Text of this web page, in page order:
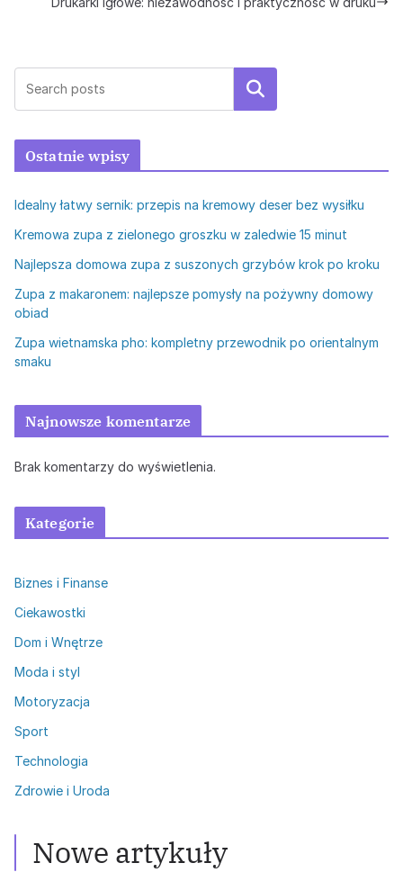
Szukaj
Ostatnie wpisy
Idealny łatwy sernik: przepis na kremowy deser bez wysiłku
Kremowa zupa z zielonego groszku w zaledwie 15 minut
Najlepsza domowa zupa z suszonych grzybów krok po kroku
Zupa z makaronem: najlepsze pomysły na pożywny domowy
obiad
Zupa wietnamska pho: kompletny przewodnik po orientalnym
smaku
Najnowsze komentarze
Brak komentarzy do wyświetlenia.
Kategorie
Biznes i Finanse
Ciekawostki
Dom i Wnętrze
Moda i styl
Motoryzacja
Sport
Technologia
Zdrowie i Uroda
Nowe artykuły
metody walki